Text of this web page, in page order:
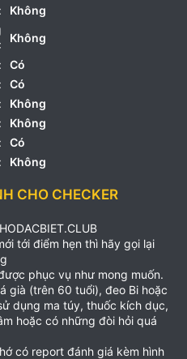
Không
Không
Có
Có
Không
Không
Có
Không
CHO CHECKER
tới điểm hẹn thì hãy gọi lại
phục vụ như mong muốn.
già (trên 60 tuổi), đeo Bi hoặc
dụng ma túy, thuốc kích dục,
hoặc có những đòi hỏi quá
có report đánh giá kèm hình